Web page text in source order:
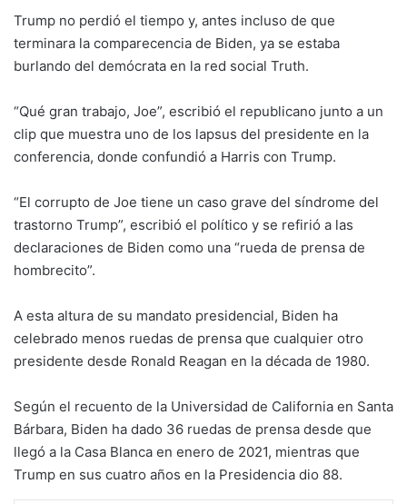
Trump no perdió el tiempo y, antes incluso de que
terminara la comparecencia de Biden, ya se estaba
burlando del demócrata en la red social Truth.
“Qué gran trabajo, Joe”, escribió el republicano junto a un
clip que muestra uno de los lapsus del presidente en la
conferencia, donde confundió a Harris con Trump.
“El corrupto de Joe tiene un caso grave del síndrome del
trastorno Trump”, escribió el político y se refirió a las
declaraciones de Biden como una “rueda de prensa de
hombrecito”.
A esta altura de su mandato presidencial, Biden ha
celebrado menos ruedas de prensa que cualquier otro
presidente desde Ronald Reagan en la década de 1980.
Según el recuento de la Universidad de California en Santa
Bárbara, Biden ha dado 36 ruedas de prensa desde que
llegó a la Casa Blanca en enero de 2021, mientras que
Trump en sus cuatro años en la Presidencia dio 88.